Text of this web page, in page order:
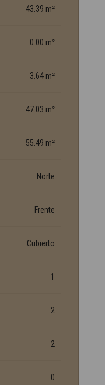
43.39 m²
0.00 m²
3.64 m²
47.03 m²
55.49 m²
Norte
Frente
Cubierto
1
2
2
0